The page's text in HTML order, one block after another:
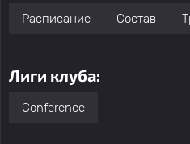
Расписание Состав
Лиги клуба:
Conference